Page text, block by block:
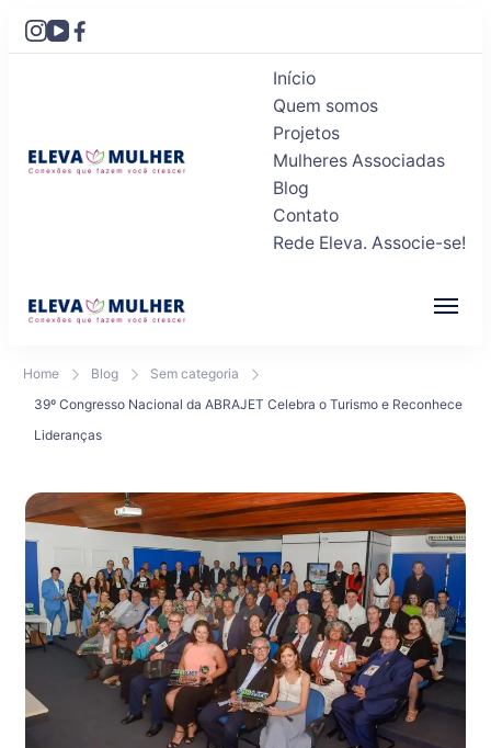
Eleva Mulher
Conexões que fazem você crescer
Início
Quem somos
Projetos
Mulheres Associadas
Blog
Contato
Rede Eleva. Associe-se!
Home Blog
Sem categoria
39º Congresso Nacional da ABRAJET Celebra o Turismo e Reconhece
Lideranças